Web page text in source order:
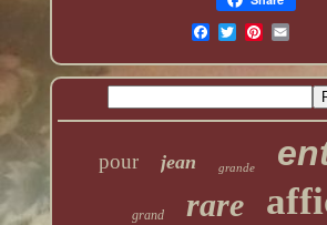
pour jean grande
grand rare